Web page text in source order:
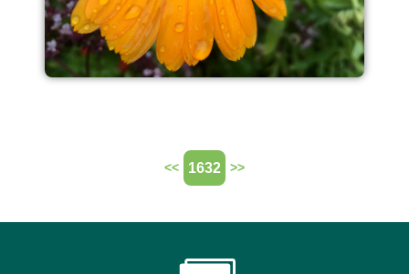
<< 1632 >>